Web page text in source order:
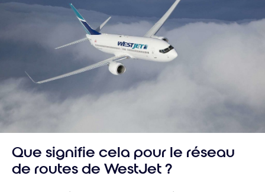
Que signifie cela pour le réseau
de routes de WestJet ?